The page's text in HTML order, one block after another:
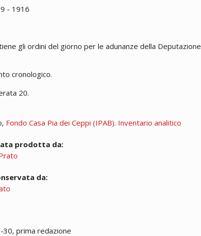
- 1916
gli ordini del giorno per le adunanze della Deputazione
cronologico.
20.
Fondo Casa Pia dei Ceppi (IPAB). Inventario analitico
prodotta da:
da:
30, prima redazione